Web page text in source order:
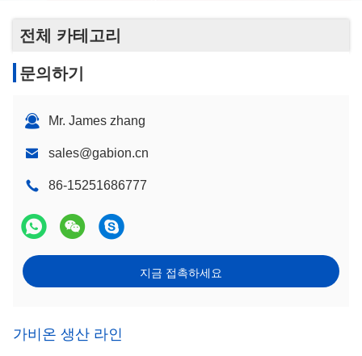
전체 카테고리
문의하기
Mr. James zhang
sales@gabion.cn
86-15251686777
지금 접촉하세요
가비온 생산 라인